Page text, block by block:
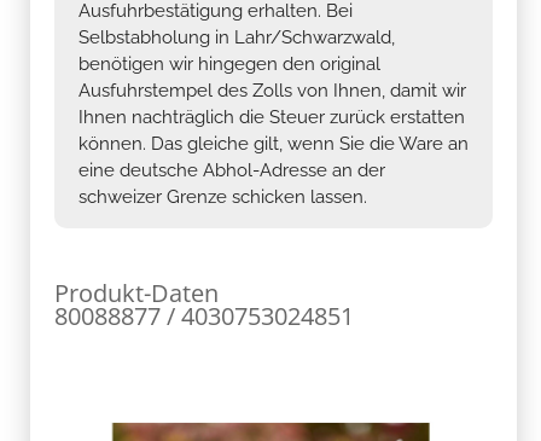
Ausfuhrbestätigung erhalten. Bei
Selbstabholung in Lahr/Schwarzwald,
benötigen wir hingegen den original
Ausfuhrstempel des Zolls von Ihnen, damit wir
Ihnen nachträglich die Steuer zurück erstatten
können. Das gleiche gilt, wenn Sie die Ware an
eine deutsche Abhol-Adresse an der
schweizer Grenze schicken lassen.
Produkt-Daten
80088877 / 4030753024851